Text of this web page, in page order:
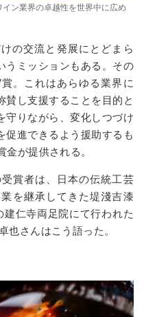
ン業界の卓越性を世界中に広め
の交流と発展にとどまら
うミッションもある。その
賞。これはあらゆる業界に
賛し支援することを目的と
守りながら、変化しつづけ
促進できるよう援助するも
金が提供される。
受賞者は、日本の伝統工芸
を継承してきた堤淺吉漆
建仁寺両足院にて行われた
也さんはこう語った。